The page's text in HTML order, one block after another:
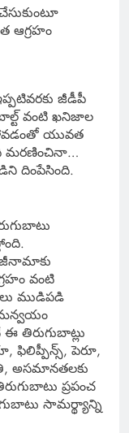
ఆగ్రహం
జీడీపీ
వంటి ఖనిజాల
యువత
మరణించినా…
దింపేసింది.
వంటి
ముడిపడి
తిరుగుబాట్లు
పెరూ,
అసమానతలకు
ప్రపంచ
సామర్థ్యాన్ని